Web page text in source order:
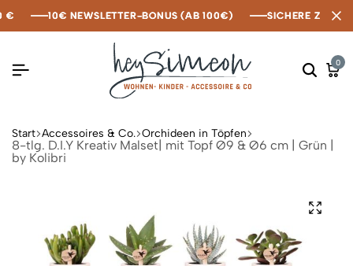
10€ NEWSLETTER-BONUS (AB 100€) SICHERE
10€ NEWSLETTER-BONUS (AB 100€) SICHERE
10€ NEWSLETTER-BONUS (AB 100€) SICHERE
0
Start Accessoires & Co. Orchideen in Töpfen
8-tlg. D.I.Y Kreativ Malset| mit Topf Ø9 & Ø6 cm | Grün |
by Kolibri